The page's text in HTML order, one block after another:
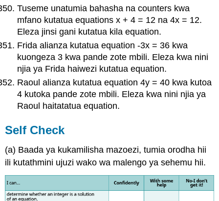
Tuseme unatumia bahasha na counters kwa
mfano kutatua equations x + 4 = 12 na 4x = 12.
Eleza jinsi gani kutatua kila equation.
Frida alianza kutatua equation -3x = 36 kwa
kuongeza 3 kwa pande zote mbili. Eleza kwa nini
njia ya Frida haiwezi kutatua equation.
Raoul alianza kutatua equation 4y = 40 kwa kutoa
4 kutoka pande zote mbili. Eleza kwa nini njia ya
Raoul haitatatua equation.
Self Check
(a) Baada ya kukamilisha mazoezi, tumia orodha hii
ili kutathmini ujuzi wako wa malengo ya sehemu hii.